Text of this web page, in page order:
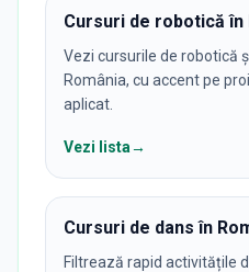
Cursuri de robotică în
Vezi cursurile de robotică
România, cu accent pe
aplicat.
Vezi lista→
Cursuri de dans în
Filtrează rapid activitățile